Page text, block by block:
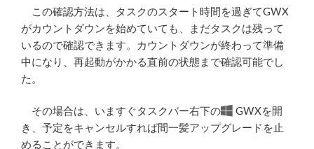
この確認方法は、タスクのスタート時間を過ぎてGWX
がカウントダウンを始めていても、まだタスクは残って
いるので確認できます。カウントダウンが終わって準備
中になり、再起動がかかる直前の状態まで確認可能でし
た。
その場合は、いますぐタスクバー右下の
GWXを開
き、予定をキャンセルすれば間一髪アップグレードを止
めることができます。